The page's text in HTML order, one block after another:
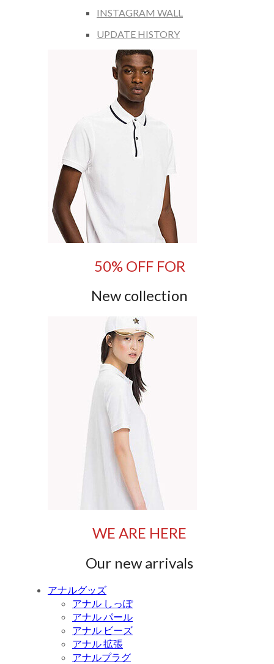
INSTAGRAM WALL
UPDATE HISTORY
50% OFF FOR
New collection
WE ARE HERE
Our new arrivals
アナルグッズ
アナル しっぽ
アナル パール
アナル ビーズ
アナル 拡張
アナルプラグ